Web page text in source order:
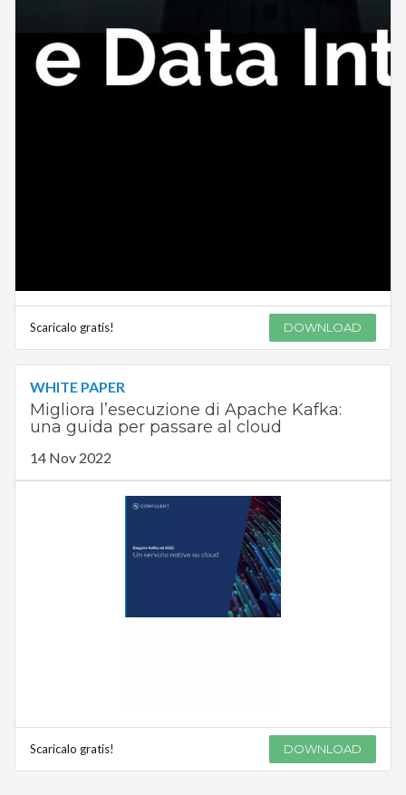
Scaricalo gratis! DOWNLOAD
WHITE PAPER
Migliora l’esecuzione di Apache Kafka:
una guida per passare al cloud
14 Nov 2022
Scaricalo gratis! DOWNLOAD